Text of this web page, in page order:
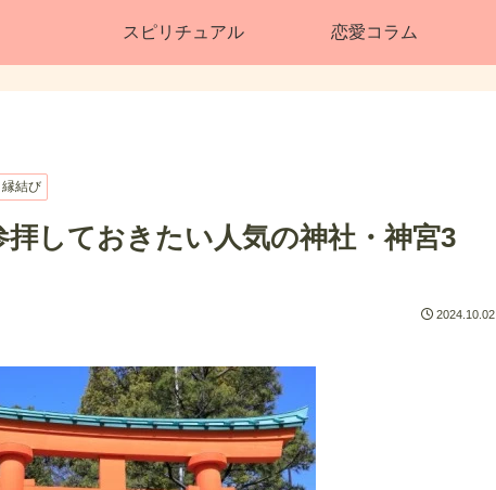
スピリチュアル 恋愛コラム
縁結び
しておきたい人気の神社・神宮3
2024.10.02